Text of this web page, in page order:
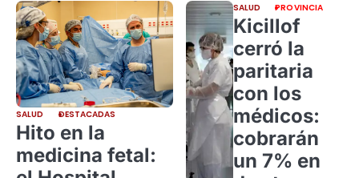
SALUD DESTACADAS
Hito en la
medicina fetal:
SALUD PROVINCIA
Kicillof
cerró la
paritaria
con los
médicos:
cobrarán
un 7% en